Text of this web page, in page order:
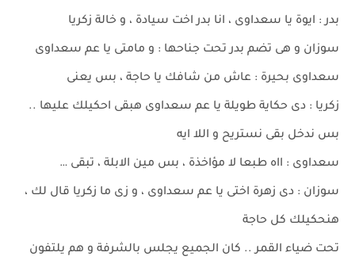
بدر : ايوة يا سعداوى ، انا بدر اخت سيادة ، و خالة زكريا
سوزان و هى تضم بدر تحت جناحها : و مامتى يا عم سعداوى
سعداوى بحيرة : عاش من شافك يا حاجة ، بس يعنى
زكريا : دى حكاية طويلة يا عم سعداوى هبقى احكيلك عليها ..
بس ندخل بقى نستريح و اللا ايه
سعداوى : ااه طبعا لا مؤاخذة ، بس مين الابلة ، تبقى …
سوزان : دى زهرة اختى يا عم سعداوى ، و زى ما زكريا قال لك ،
هنحكيلك كل حاجة
تحت ضياء القمر .. كان الجميع يجلس بالشرفة و هم يلتفون